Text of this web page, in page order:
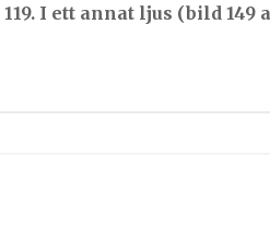
119. I ett annat ljus (bild 149